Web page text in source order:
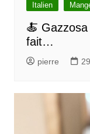
Italien
🍝
fait…
pierre